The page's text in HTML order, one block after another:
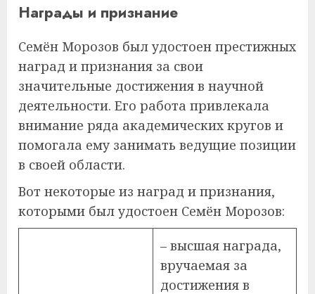
Награды и признание
Семён Морозов был удостоен престижных
наград и признания за свои
значительные достижения в научной
деятельности. Его работа привлекала
внимание ряда академических кругов и
помогала ему занимать ведущие позиции
в своей области.
Вот некоторые из наград и признания,
которыми был удостоен Семён Морозов:
– высшая награда,
вручаемая за
достижения в